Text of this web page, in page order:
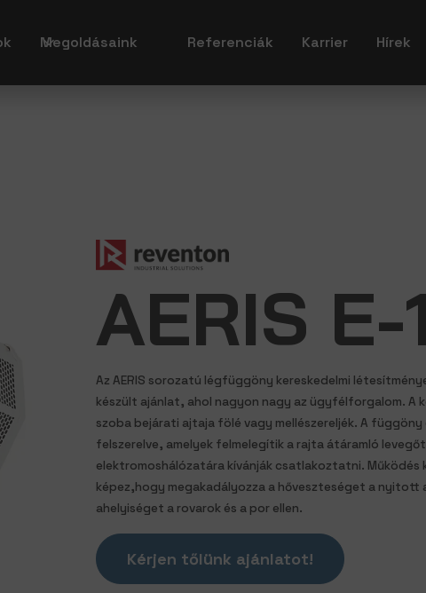
Megoldásaink Referenciák Karrier Hírek
AERIS E-
Az AERIS sorozatú légfüggöny kereskedelmi
készült ajánlat, ahol nagyon nagy az ügyfélforgalom. A
szoba bejárati ajtaja fölé vagy mellészereljék. A
felszerelve, amelyek felmelegítik a rajta átáramló
elektromoshálózatára kívánják csatlakoztatni.
képez,hogy megakadályozza a hőveszteséget a nyitott
ahelyiséget a rovarok és a por ellen.
Kérjen tőlünk ajánlatot!